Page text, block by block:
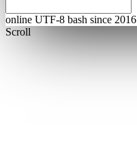
online UTF-8 bash since 2016
Scroll